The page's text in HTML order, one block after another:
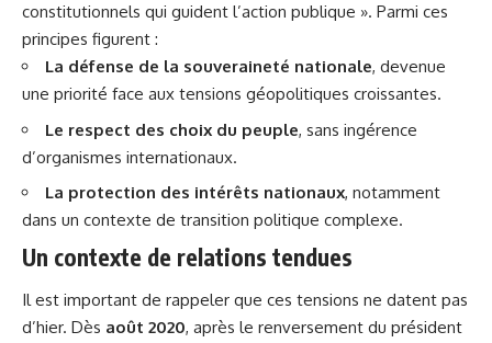
constitutionnels qui guident l’action publique ». Parmi ces
principes figurent :
La défense de la souveraineté nationale, devenue
une priorité face aux tensions géopolitiques croissantes.
Le respect des choix du peuple, sans ingérence
d’organismes internationaux.
La protection des intérêts nationaux, notamment
dans un contexte de transition politique complexe.
Un contexte de relations tendues
Il est important de rappeler que ces tensions ne datent pas
d’hier. Dès août 2020, après le renversement du président